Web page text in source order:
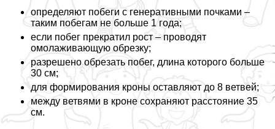
определяют побеги с генеративными почками –
таким побегам не больше 1 года;
если побег прекратил рост – проводят
омолаживающую обрезку;
разрешено обрезать побег, длина которого больше
30 см;
для формирования кроны оставляют до 8 ветвей;
между ветвями в кроне сохраняют расстояние 35
см.